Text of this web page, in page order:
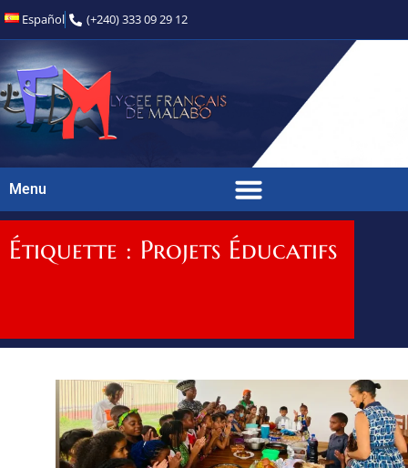
Español (+240) 333 09 29 12
Menu
Étiquette : Projets Éducatifs